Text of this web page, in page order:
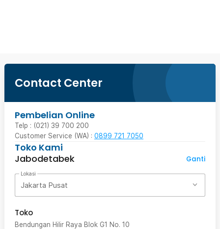
Contact Center
Pembelian Online
Telp : (021) 39 700 200
Customer Service (WA) : 0899 721 7050
Toko Kami
Jabodetabek
Ganti
Lokasi
Jakarta Pusat
Toko
Bendungan Hilir Raya Blok G1 No. 10